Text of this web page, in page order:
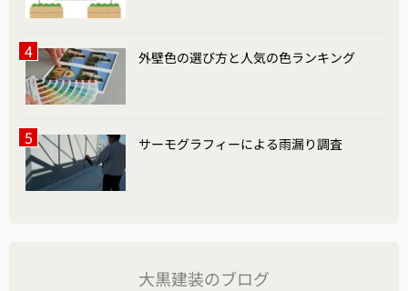
外壁色の選び方と人気の色ランキング
サーモグラフィーによる雨漏り調査
大黒建装のブログ